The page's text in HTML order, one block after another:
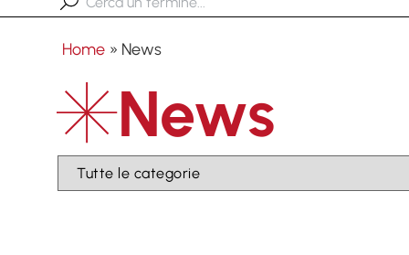
Home » News
News